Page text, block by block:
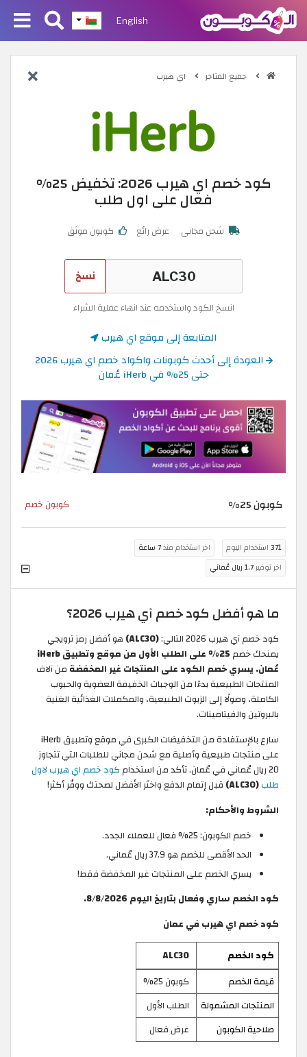
English
جميع المتاجر اي هيرب
كود خصم اي هيرب 2026: تخفيض 25%
فعال على اول طلب
شحن مجاني عرض رائع كوبون موثق
نسخ
انسخ الكود واستخدمه عند انهاء عملية الشراء
المتابعة إلى موقع اي هيرب
العودة إلى أحدث كوبونات واكواد خصم اي هيرب 2026
حتى 25% في iHerb عُمان
كوبون 25% كوبون خصم
371 استخدام اليوم اخر استخدام منذ7 ساعة
اخر توفير1.7 ريال عُماني
ما هو أفضل كود خصم آي هيرب 2026؟
كود خصم آي هيرب 2026 التالي: (ALC30)
هو أفضل رمز ترويجي
يمنحك خصم
25% على الطلب الأول من موقع وتطبيق iHerb
عُمان. يسري خصم الكود على المنتجات غير المخفضة من آلاف
المنتجات الطبيعية بدءًامن الوجبات الخفيفة العضوية والحبوب
الكاملة، وصولًا إلى الزيوت الطبيعية، والمكملات الغذائية الغنية
بالبروتين والفيتامينات.
سارع بالإستفادة من التخفيضات الكبرى في موقع وتطبيق iHerb
على منتجات طبيعية وأصلية مع شحن مجاني للطلبات التي تتجاوز
20 ريال عُماني في عُمان. تأكد من استخدام
كود خصم اي هيرب لاول
طلب(ALC30) قبل إتمام الدفع واختَر الأفضل لصحتك ووفّر أكثر!
الشروط والأحكام:
خصم الكوبون: 25% فعال للعملاء الجدد.
الحد الأقصى للخصم هو 37.9 ريال عُماني.
يسري الخصم على المنتجات غير المخفضة فقط!
كود الخصم ساري وفعال بتاريخ اليوم 8/8/2026.
كود خصم اي هيرب في عمان
كود الخصم
ALC30
قيمة الخصم
كوبون 25%
المنتجات المشمولة
الطلب الأول
صلاحية الكوبون
عرض فعال